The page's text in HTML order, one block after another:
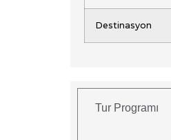
Destinasyon
Tur Programı